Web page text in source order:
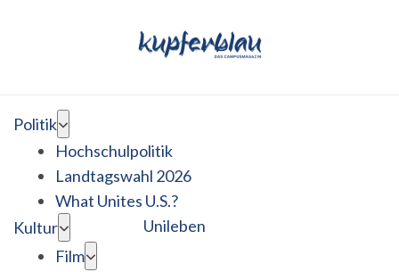
Politik
Hochschulpolitik
Landtagswahl 2026
What Unites U.S.?
Kultur
Film
Unileben